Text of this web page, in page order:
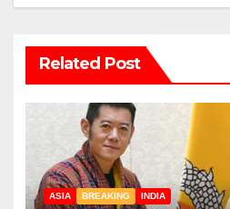
Related Post
ASIA BREAKING INDIA